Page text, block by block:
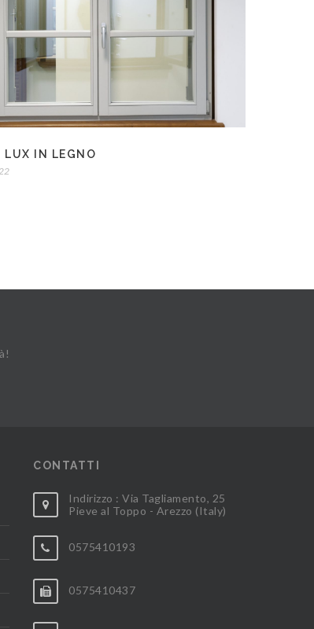
LUX IN LEGNO
CONTATTI
Indirizzo : Via Tagliamento, 25
Pieve al Toppo - Arezzo (Italy)
0575410193
0575410437